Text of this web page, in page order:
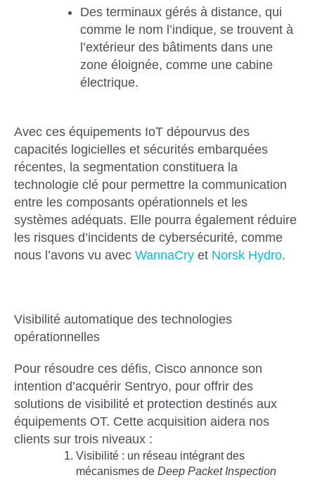
Des terminaux gérés à distance, qui
comme le nom l’indique, se trouvent à
l’extérieur des bâtiments dans une
zone éloignée, comme une cabine
électrique.
Avec ces équipements IoT dépourvus des
capacités logicielles et sécurités embarquées
récentes, la segmentation constituera la
technologie clé pour permettre la communication
entre les composants opérationnels et les
systèmes adéquats. Elle pourra également réduire
les risques d’incidents de cybersécurité, comme
nous l’avons vu avec WannaCry et Norsk Hydro.
Visibilité automatique des technologies
opérationnelles
Pour résoudre ces défis, Cisco annonce son
intention d’acquérir Sentryo, pour offrir des
solutions de visibilité et protection destinés aux
équipements OT. Cette acquisition aidera nos
clients sur trois niveaux :
Visibilité : un réseau intégrant des
mécanismes de Deep Packet Inspection